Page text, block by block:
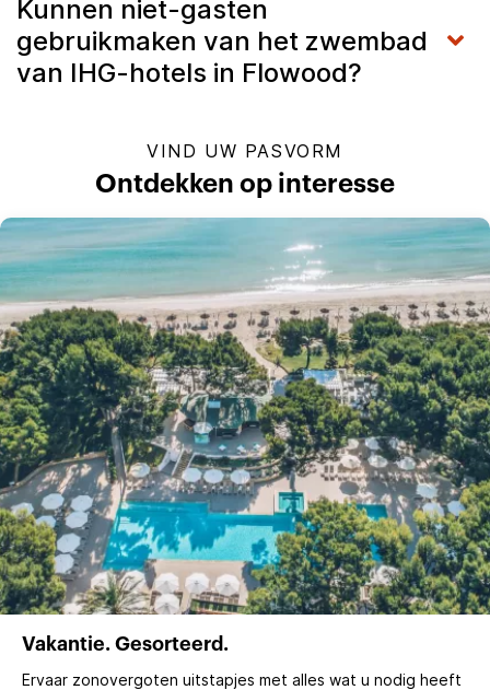
Kunnen niet-gasten
gebruikmaken van het zwembad
van IHG-hotels in Flowood?
VIND UW PASVORM
Ontdekken op interesse
Vakantie. Gesorteerd.
Ervaar zonovergoten uitstapjes met alles wat u nodig heeft